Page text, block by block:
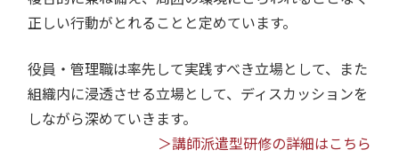
正しい行動がとれることと定めています。
役員・管理職は率先して実践すべき立場として、また
組織内に浸透させる立場として、ディスカッションを
しながら深めていきます。
＞講師派遣型研修の詳細はこちら